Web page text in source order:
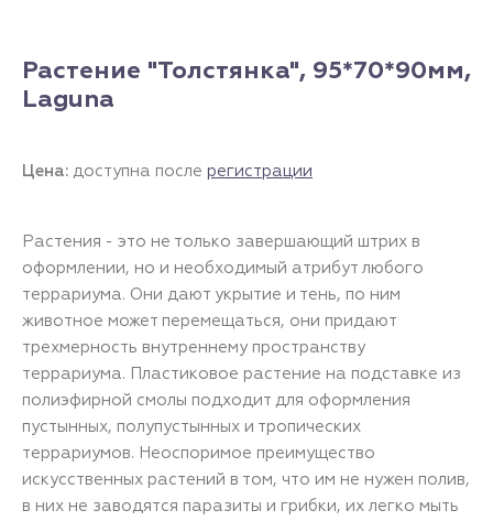
Растение "Толстянка", 95*70*90мм,
Laguna
Цена: доступна после регистрации
Растения - это не только завершающий штрих в
оформлении, но и необходимый атрибут любого
террариума. Они дают укрытие и тень, по ним
животное может перемещаться, они придают
трехмерность внутреннему пространству
террариума. Пластиковое растение на подставке из
полиэфирной смолы подходит для оформления
пустынных, полупустынных и тропических
террариумов. Неоспоримое преимущество
искусственных растений в том, что им не нужен полив,
в них не заводятся паразиты и грибки, их легко мыть